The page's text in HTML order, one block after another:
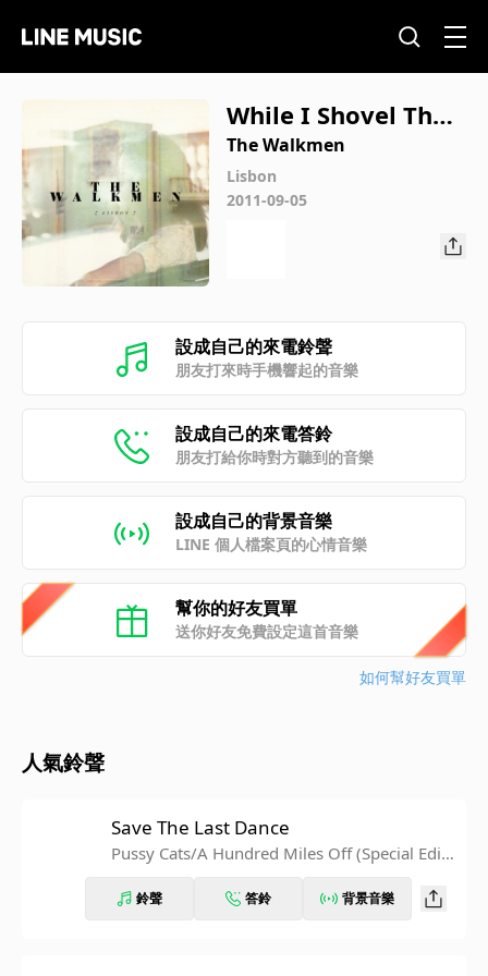
While I Shovel The S
now
The Walkmen
Lisbon
2011-09-05
設成自己的來電鈴聲
朋友打來時手機響起的音樂
設成自己的來電答鈴
朋友打給你時對方聽到的音樂
設成自己的背景音樂
LINE 個人檔案頁的心情音樂
幫你的好友買單
送你好友免費設定這首音樂
如何幫好友買單
人氣鈴聲
Save The Last Dance
Pussy Cats/A Hundred Miles Off (Special Editi
鈴聲 答鈴 背景音樂